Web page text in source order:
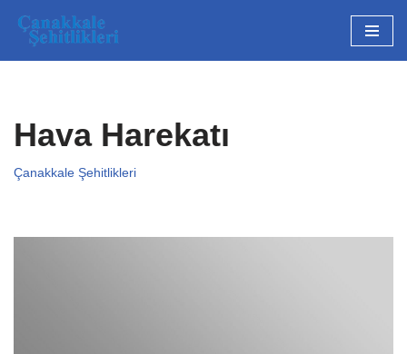
İçeriğe
Hava Harekatı
Çanakkale Şehitlikleri